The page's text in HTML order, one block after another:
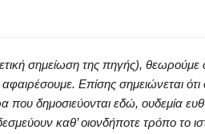
σημείωση της πηγής), θεωρούμε
Επίσης σημειώνεται ότι
που δημοσιεύονται εδώ, ουδεμία
καθ’ οιονδήποτε τρόπο το